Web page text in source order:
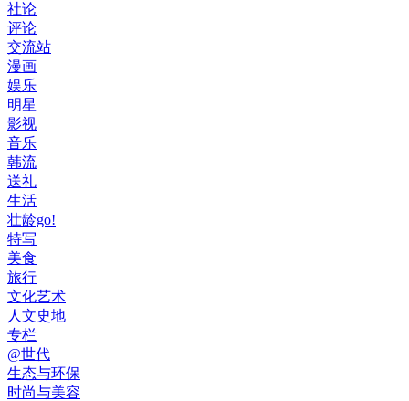
社论
评论
交流站
漫画
娱乐
明星
影视
音乐
韩流
送礼
生活
壮龄go!
特写
美食
旅行
文化艺术
人文史地
专栏
@世代
生态与环保
时尚与美容